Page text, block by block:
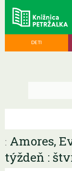
DETI
: Amores,
týždeň :